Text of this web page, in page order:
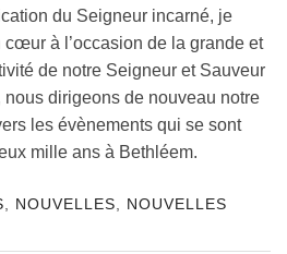
du Seigneur incarné, je
à l’occasion de la grande et
de notre Seigneur et Sauveur
dirigeons de nouveau notre
les évènements qui se sont
mille ans à Bethléem.
, NOUVELLES, NOUVELLES